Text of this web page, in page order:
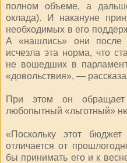
полном объеме, а
оклада). И накануне
необходимых в его
А «нашлись» они после
исчезла эта норма, что
не вошедших в
«довольствия», —
При этом он
любопытный «льготный»
«Поскольку этот
отличается от
бы принимать его и к